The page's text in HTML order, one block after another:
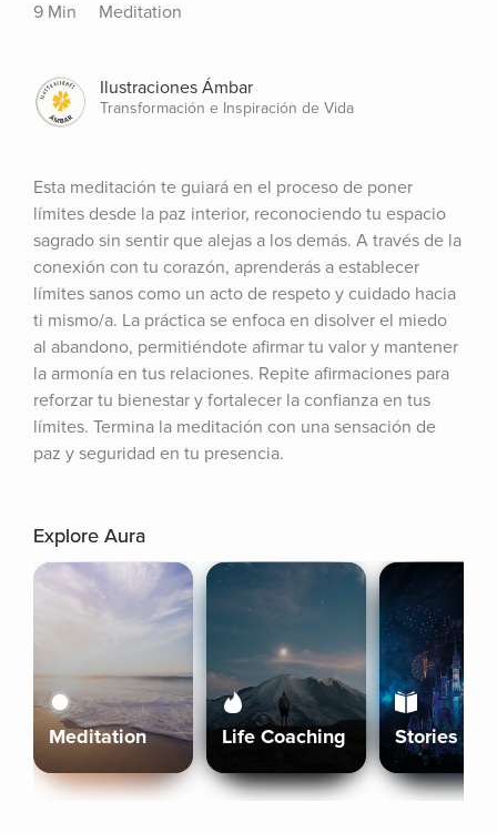
9 Min Meditation
Ilustraciones Ámbar
Transformación e Inspiración de Vida
Esta meditación te guiará en el proceso de poner
límites desde la paz interior, reconociendo tu espacio
sagrado sin sentir que alejas a los demás. A través de la
conexión con tu corazón, aprenderás a establecer
límites sanos como un acto de respeto y cuidado hacia
ti mismo/a. La práctica se enfoca en disolver el miedo
al abandono, permitiéndote afirmar tu valor y mantener
la armonía en tus relaciones. Repite afirmaciones para
reforzar tu bienestar y fortalecer la confianza en tus
límites. Termina la meditación con una sensación de
paz y seguridad en tu presencia.
Explore Aura
Meditation Life Coaching Stories